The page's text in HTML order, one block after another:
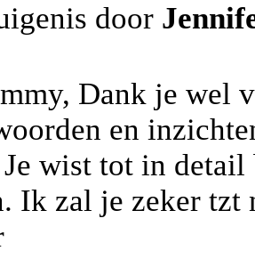
door
Dank je wel
en
wist tot in detail
Ik zal je zeker tzt